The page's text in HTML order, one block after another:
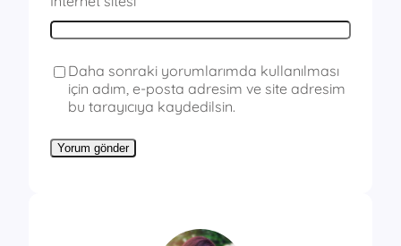
Daha sonraki yorumlarımda kullanılması
için adım, e-posta adresim ve site adresim
bu tarayıcıya kaydedilsin.